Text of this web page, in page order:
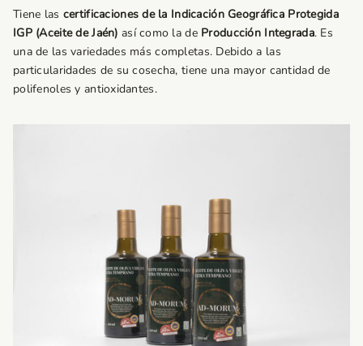
Tiene las certificaciones de la IndicaciónGeográfica Protegida
IGP (Aceite de Jaén) así como la de Producción Integrada. Es
una de las variedades más completas. Debido a las
particularidades de su cosecha, tiene una mayor cantidad de
polifenoles y antioxidantes.